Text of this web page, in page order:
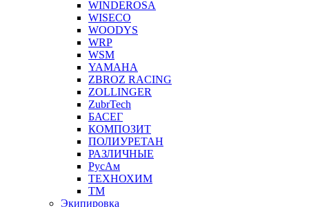
WINDEROSA
WISECO
WOODYS
WRP
WSM
YAMAHA
ZBROZ RACING
ZOLLINGER
ZubrTech
БАСЕГ
КОМПОЗИТ
ПОЛИУРЕТАН
РАЗЛИЧНЫЕ
РусАм
ТЕХНОХИМ
ТМ
Экипировка